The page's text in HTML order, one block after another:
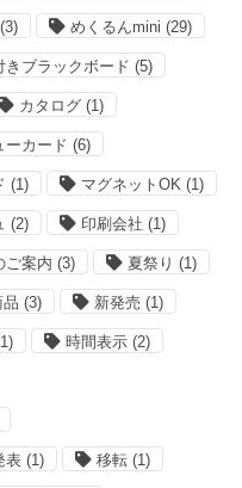
(3) めくるんmini (29)
きブラックボード (5)
カタログ (1)
ーカード (6)
(1) マグネットOK (1)
(2) 印刷会社 (1)
ご案内 (3) 夏祭り (1)
品 (3) 新発売 (1)
時間表示 (2)
表 (1) 移転 (1)